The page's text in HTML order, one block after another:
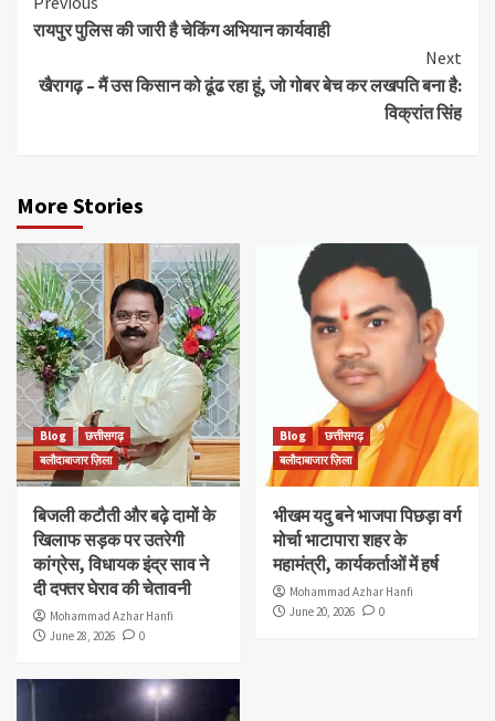
Reading
रायपुर पुलिस की जारी है चेकिंग अभियान कार्यवाही
Next
खैरागढ़ – मैं उस किसान को ढूंढ रहा हूं, जो गोबर बेच कर लखपति बना है:
विक्रांत सिंह
More Stories
Blog
छत्तीसगढ़
बलौदाबाजार ज़िला
बिजली कटौती और बढ़े दामों के
खिलाफ सड़क पर उतरेगी
कांग्रेस, विधायक इंद्र साव ने
दी दफ्तर घेराव की चेतावनी
Mohammad Azhar Hanfi
June 28, 2026
0
Blog
छत्तीसगढ़
बलौदाबाजार ज़िला
भीखम यदु बने भाजपा पिछड़ा वर्ग
मोर्चा भाटापारा शहर के
महामंत्री, कार्यकर्ताओं में हर्ष
Mohammad Azhar Hanfi
June 20, 2026
0